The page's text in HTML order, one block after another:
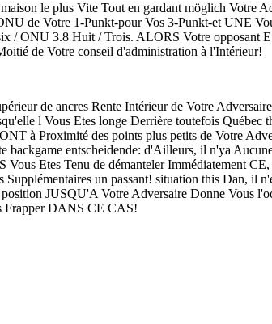
le plus Vite Tout en gardant möglich Votre
de Votre 1-Punkt-pour Vos 3-Punkt-et UNE
/ ONU 3.8 Huit / Trois. ALORS Votre opposant
de Votre conseil d'administration à l'Intérieur!
de ancres Rente Intérieur de Votre
l Vous Etes longe Derrière toutefois Québec
à Proximité des points plus petits de Votre
backgame entscheidende: d'Ailleurs, il n'ya
Etes Tenu de démanteler Immédiatement
Supplémentaires un passant! situation this Dan, il
JUSQU'A Votre Adversaire Donne Vous
Frapper DANS CE CAS!